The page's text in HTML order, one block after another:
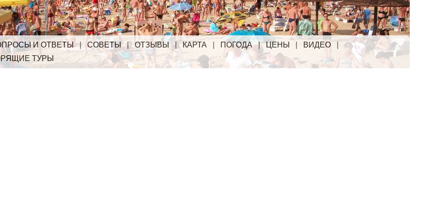
И ОТВЕТЫ | СОВЕТЫ | ОТЗЫВЫ| КАРТА ПОГОДА|ЦЕНЫ ВИДЕО |
ТУРЫ